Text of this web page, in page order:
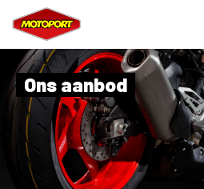
Ons aanbod